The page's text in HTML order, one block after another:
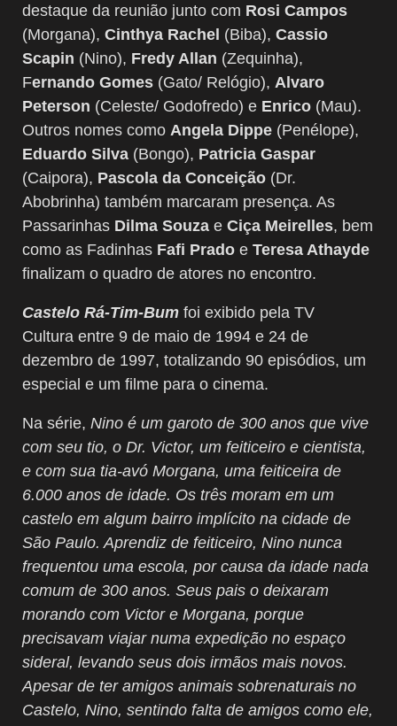
destaque da reunião junto com Rosi Campos
(Morgana), Cinthya Rachel (Biba), Cassio
Scapin (Nino), Fredy Allan (Zequinha),
Fernando Gomes (Gato/ Relógio), Alvaro
Peterson (Celeste/ Godofredo) e Enrico (Mau).
Outros nomes como Angela Dippe (Penélope),
Eduardo Silva (Bongo), Patricia Gaspar
(Caipora), Pascola da Conceição (Dr.
Abobrinha) também marcaram presença. As
Passarinhas Dilma Souza e Ciça Meirelles, bem
como as Fadinhas Fafi Prado e Teresa Athayde
finalizam o quadro de atores no encontro.
Castelo Rá-Tim-Bum foi exibido pela TV
Cultura entre 9 de maio de 1994 e 24 de
dezembro de 1997, totalizando 90 episódios, um
especial e um filme para o cinema.
Na série, Nino é um garoto de 300 anos que vive
com seu tio, o Dr. Victor, um feiticeiro e cientista,
e com sua tia-avó Morgana, uma feiticeira de
6.000 anos de idade. Os três moram em um
castelo em algum bairro implícito na cidade de
São Paulo. Aprendiz de feiticeiro, Nino nunca
frequentou uma escola, por causa da idade nada
comum de 300 anos. Seus pais o deixaram
morando com Victor e Morgana, porque
precisavam viajar numa expedição no espaço
sideral, levando seus dois irmãos mais novos.
Apesar de ter amigos animais sobrenaturais no
Castelo, Nino, sentindo falta de amigos como ele,